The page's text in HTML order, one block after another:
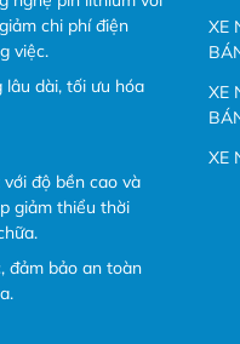
chi phí điện
việc.
lâu dài, tối ưu hóa
độ bền cao và
giảm thiểu thời
đảm bảo an toàn
XE
XE
XE